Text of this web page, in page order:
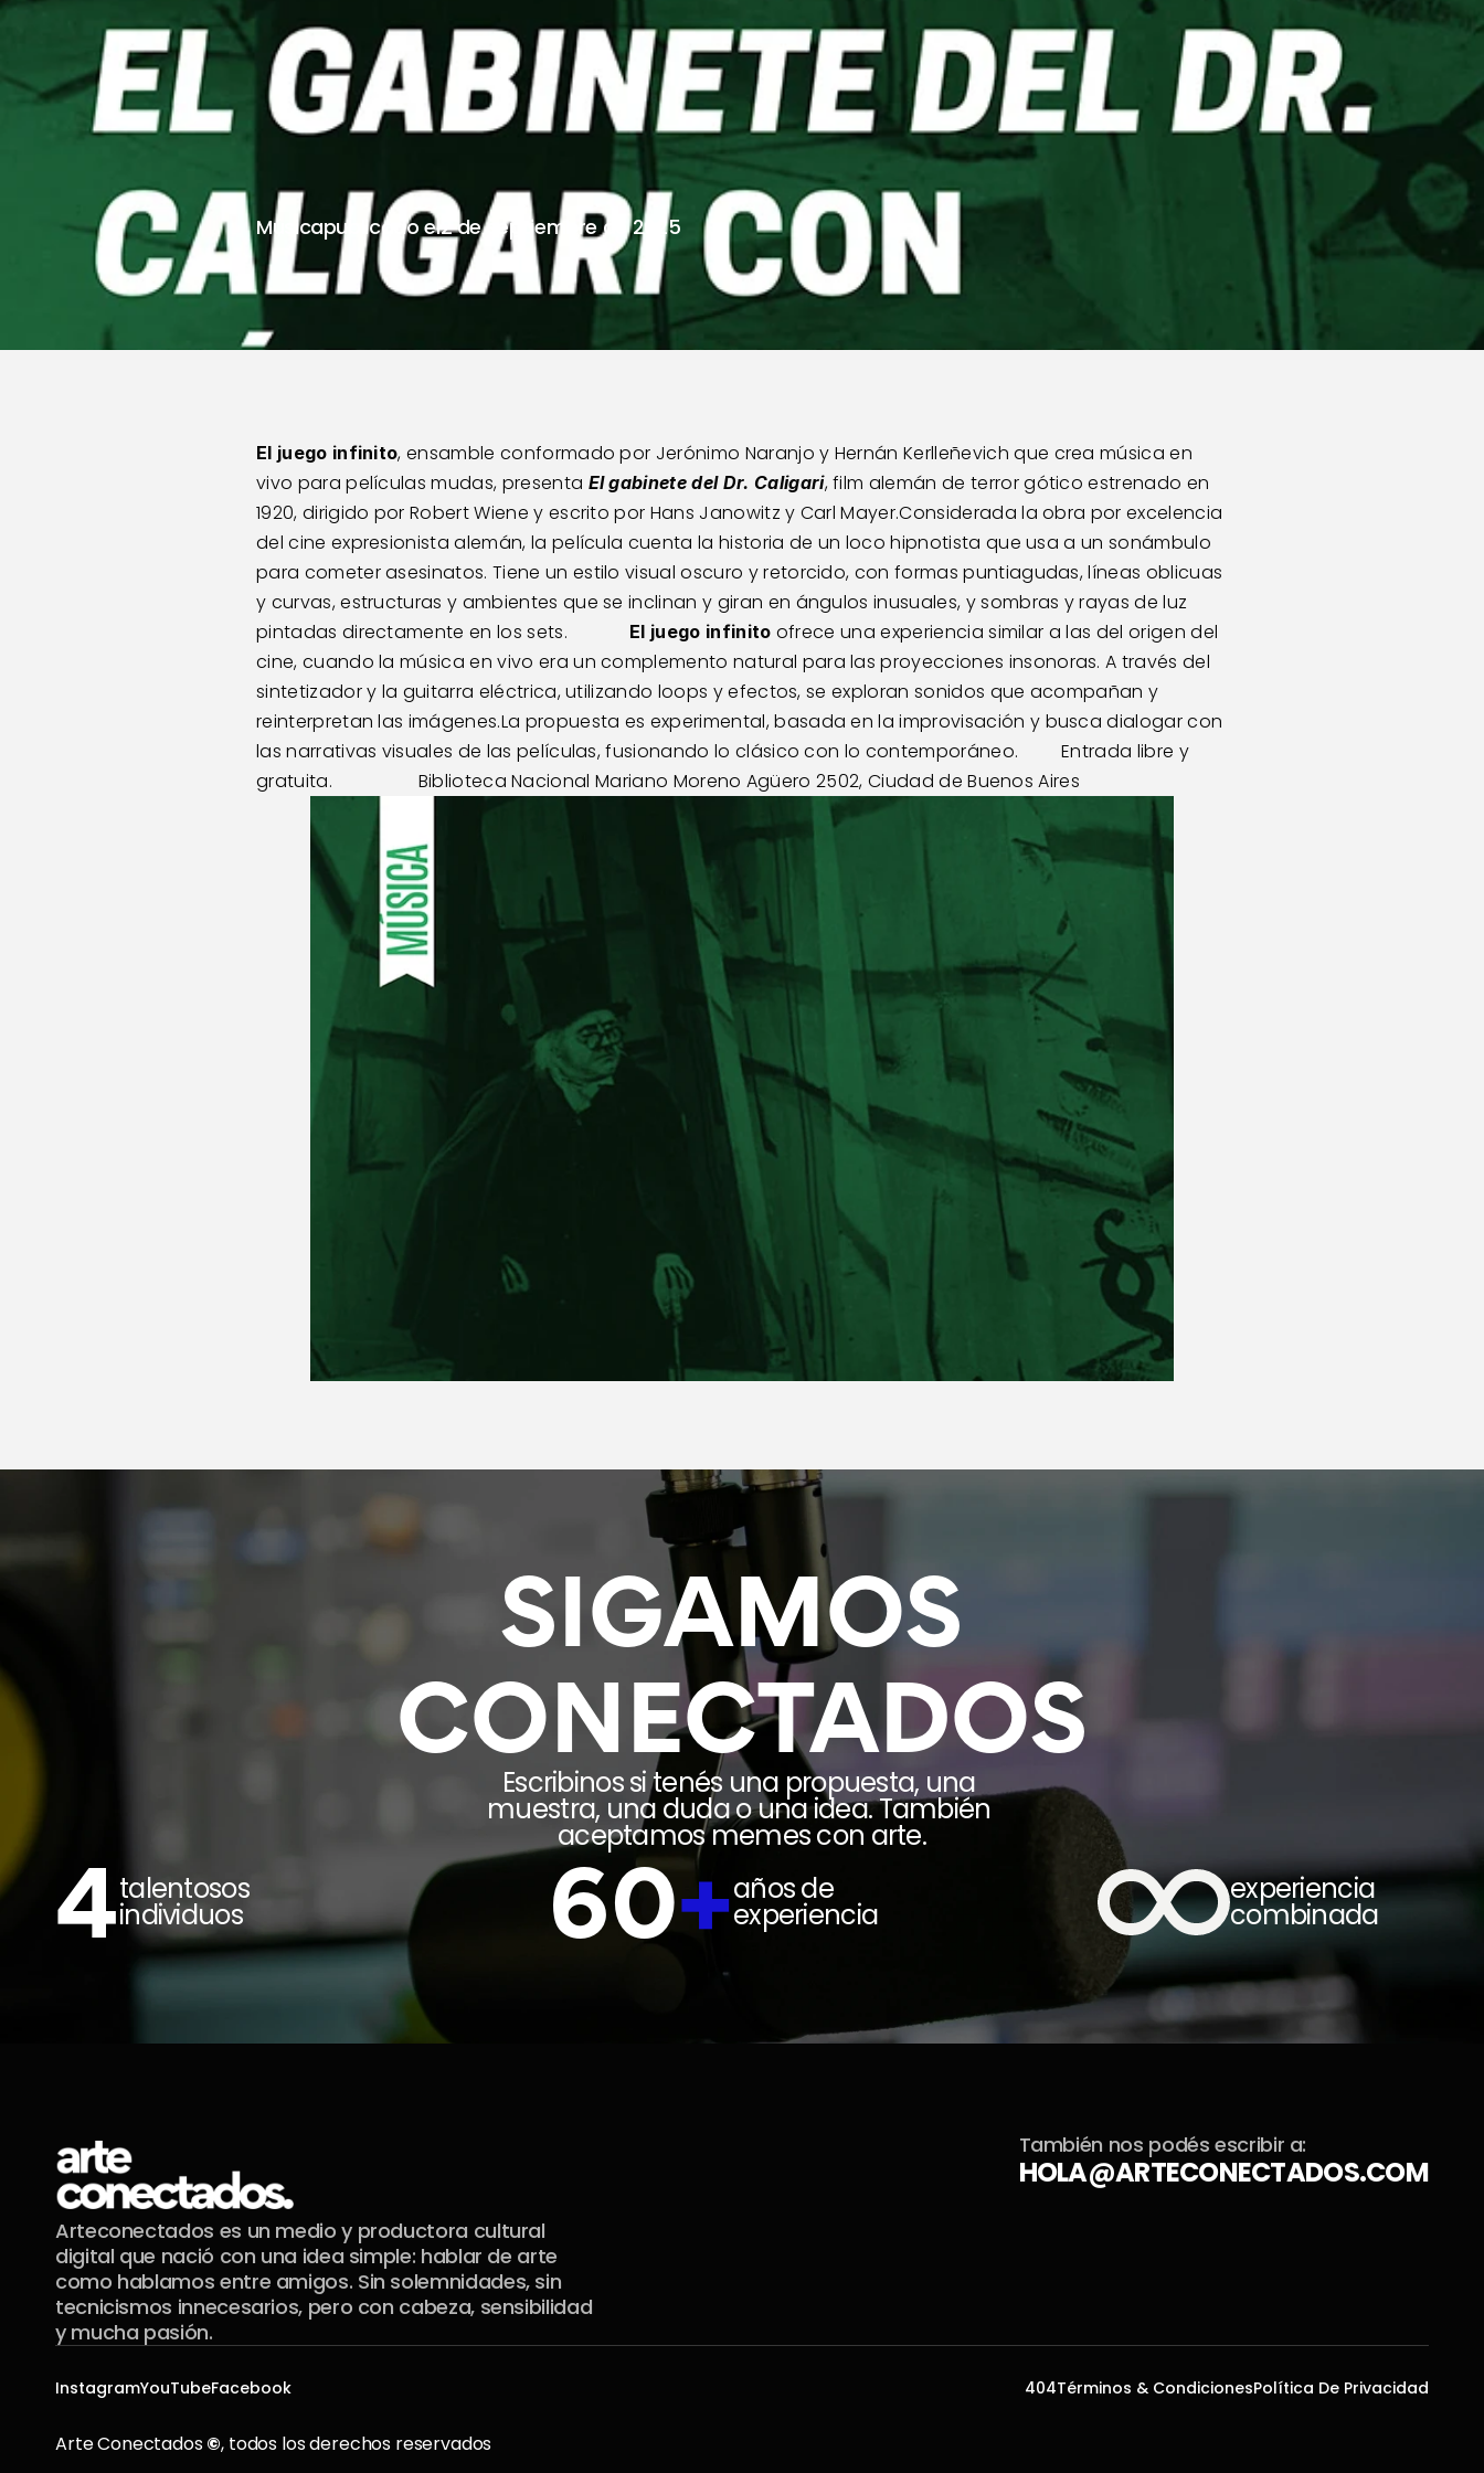
INFINITO -4DE SEPT.
18:30H
Músicapublicado el2 de septiembre de 2025
El juego infinito, ensamble conformado por Jerónimo Naranjo y Hernán Kerlleñevich que crea música en
vivo para películas mudas, presenta El gabinete del Dr. Caligari, film alemán de terror gótico estrenado en
1920, dirigido por Robert Wiene y escrito por Hans Janowitz y Carl Mayer.Considerada la obra por excelencia
del cine expresionista alemán, la película cuenta la historia de un loco hipnotista que usa a un sonámbulo
para cometer asesinatos. Tiene un estilo visual oscuro y retorcido, con formas puntiagudas, líneas oblicuas
y curvas, estructuras y ambientes que se inclinan y giran en ángulos inusuales, y sombras y rayas de luz
pintadas directamente en los sets.
El juego infinito ofrece una experiencia similar a las del origen del
cine, cuando la música en vivo era un complemento natural para las proyecciones insonoras. A través del
sintetizador y la guitarra eléctrica, utilizando loops y efectos, se exploran sonidos que acompañan y
reinterpretan las imágenes.La propuesta es experimental, basada en la improvisación y busca dialogar con
las narrativas visuales de las películas, fusionando lo clásico con lo contemporáneo.         Entrada libre y
gratuita.                  Biblioteca Nacional Mariano Moreno Agüero 2502, Ciudad de Buenos Aires
SIGAMOS
CONECTADOS
Escribinos si tenés una propuesta, una
muestra, una duda o una idea. También
aceptamos memes con arte.
4talentosos
individuos 60+años de
experiencia
experiencia
combinada
Arteconectados es un medio y productora cultural
digital que nació con una idea simple: hablar de arte
como hablamos entre amigos. Sin solemnidades, sin
tecnicismos innecesarios, pero con cabeza, sensibilidad
y mucha pasión.
También nos podés escribir a:
HOLA@ARTECONECTADOS.COM
InstagramYouTubeFacebook 404Términos & CondicionesPolítica De Privacidad
Arte Conectados ©, todos los derechos reservados